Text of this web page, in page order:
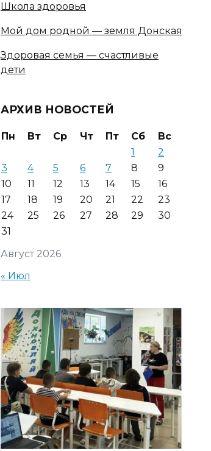
Школа здоровья
Мой дом родной — земля Донская
Здоровая семья — счастливые
дети
АРХИВ НОВОСТЕЙ
Август 2026
Пн Вт Ср Чт Пт Сб
Вс
1
2
3
4 5 6 7 8
9
10
11 12 13 14 15
16
17
18 19 20 21 22
23
24
25 26 27 28 29
30
31
« Июл